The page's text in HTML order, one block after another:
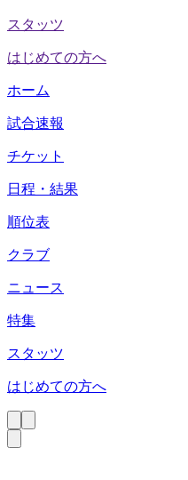
スタッツ
はじめての方へ
ホーム
試合速報
チケット
日程・結果
順位表
クラブ
ニュース
特集
スタッツ
はじめての方へ